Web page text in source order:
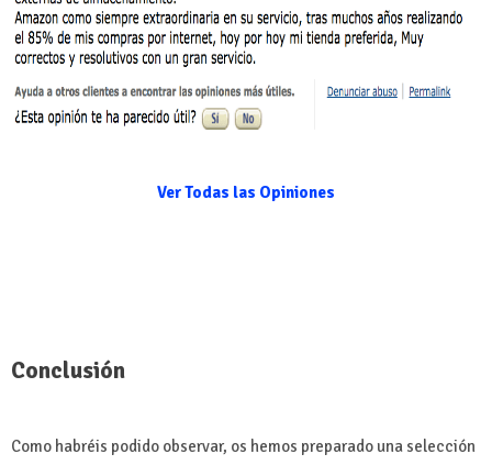
Ver Todas las Opiniones
Conclusión
Como habréis podido observar, os hemos preparado una selección